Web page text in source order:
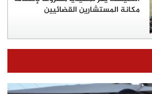
مكانة المستشارين القضائيين